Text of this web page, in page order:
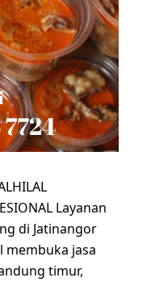
Layanan
di Jatinangor
membuka jasa
timur,